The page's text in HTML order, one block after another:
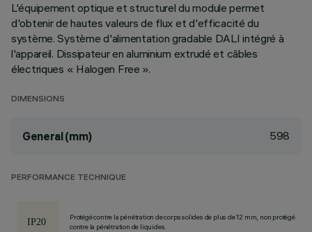
L'équipement optique et structurel du module permet
d'obtenir de hautes valeurs de flux et d'efficacité du
système. Système d'alimentation gradable DALI intégré à
l'appareil. Dissipateur en aluminium extrudé et câbles
électriques « Halogen Free ».
DIMENSIONS
General (mm) 598
PERFORMANCE TECHNIQUE
Protégé contre la pénétration de corps solides de plus de 12 mm, non protégé
contre la pénétration de liquides.